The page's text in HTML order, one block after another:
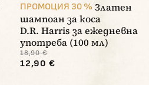
ПРОМОЦИЯ 30 % Златен
шампоан за коса
D.R. Harris за ежедневна
употреба (100 мл)
18,90 €
12,90 €